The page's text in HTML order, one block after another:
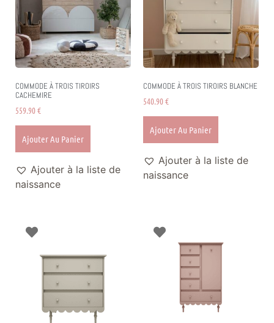
COMMODE À TROIS TIROIRS
CACHEMIRE
559.90€
Ajouter Au Panier
Ajouter à la liste de
naissance
COMMODE À TROIS TIROIRS BLANCHE
540.90€
Ajouter Au Panier
Ajouter à la liste de
naissance